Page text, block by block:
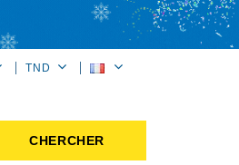
TND
CHERCHER